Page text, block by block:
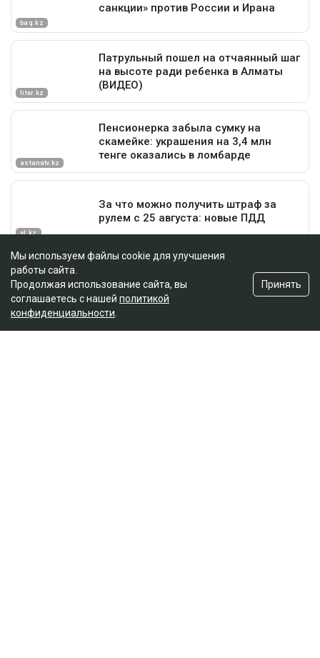
Мы используем файлы cookie для улучшения
работы сайта.
Продолжая использование сайта, вы
соглашаетесь с нашей политикой
конфиденциальности
Принять